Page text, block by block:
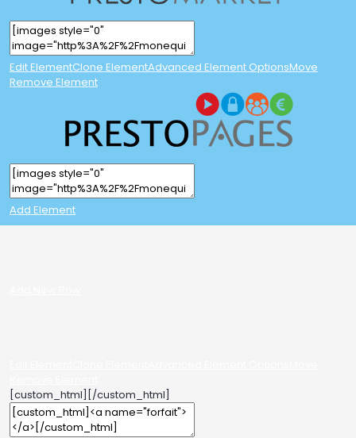
Edit ElementClone ElementAdvanced Element OptionsMove
Remove Element
Add Element
[custom_html] [/custom_html]